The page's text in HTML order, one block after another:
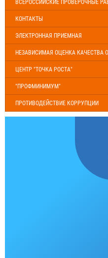
ВСЕРОССИЙСКИЕ ПРОВЕРОЧНЫЕ
КОНТАКТЫ
ЭЛЕКТРОННАЯ ПРИЕМНАЯ
НЕЗАВИСИМАЯ ОЦЕНКА КАЧЕСТВА
ЦЕНТР "ТОЧКА РОСТА"
"ПРОФМИНИМУМ"
ПРОТИВОДЕЙСТВИЕ КОРРУПЦИИ